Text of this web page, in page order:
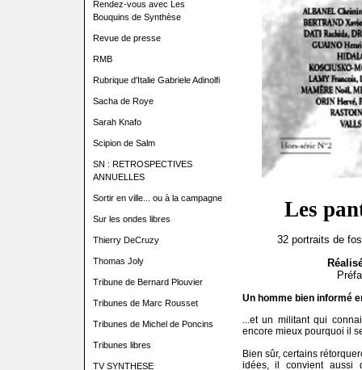
Rendez-vous avec Les
Bouquins de Synthèse
Revue de presse
RMB
Rubrique d'Italie Gabriele Adinolfi
Sacha de Roye
Sarah Knafo
Scipion de Salm
SN : RETROSPECTIVES
ANNUELLES
Sortir en ville... ou à la campagne
Sur les ondes libres
Thierry DeCruzy
Thomas Joly
Tribune de Bernard Plouvier
Tribunes de Marc Rousset
Tribunes de Michel de Poncins
Tribunes libres
TV SYNTHESE
Les
32 portraits de
Un homme bien informé
...et un militant qui
encore mieux pourquoi il
Bien sûr, certains
idées, il convient aussi